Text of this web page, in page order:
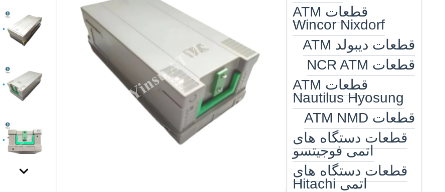
قطعات ATM
Wincor Nixdorf
قطعات دیبولد ATM
قطعات NCR ATM
قطعات ATM
Nautilus Hyosung
قطعات ATM NMD
قطعات دستگاه های
اتمی فوجیتسو
قطعات دستگاه های
اتمی Hitachi